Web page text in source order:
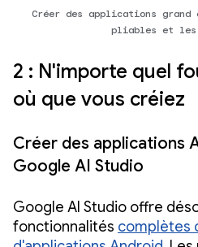
Créer des applications
pliables et
2 : N'importe quel
où que vous créiez
Créer des applications
Google AI Studio
Google AI Studio offre
fonctionnalités complètes